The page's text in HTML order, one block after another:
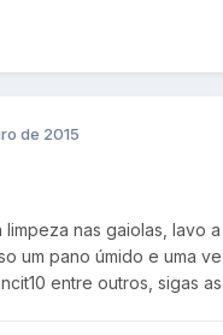
de 2015
limpeza nas gaiolas,
um pano úmido e uma
entre outros, sigas